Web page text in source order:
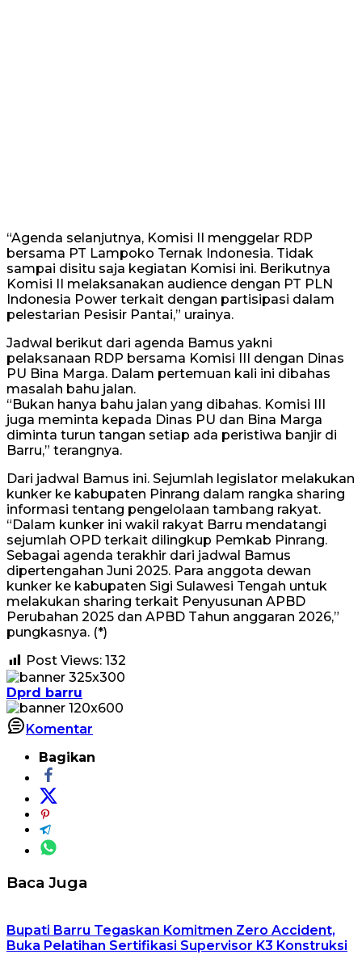
“Agenda selanjutnya, Komisi II menggelar RDP
bersama PT Lampoko Ternak Indonesia. Tidak
sampai disitu saja kegiatan Komisi ini. Berikutnya
Komisi II melaksanakan audience dengan PT PLN
Indonesia Power terkait dengan partisipasi dalam
pelestarian Pesisir Pantai,” urainya.
Jadwal berikut dari agenda Bamus yakni
pelaksanaan RDP bersama Komisi III dengan Dinas
PU Bina Marga. Dalam pertemuan kali ini dibahas
masalah bahu jalan.
“Bukan hanya bahu jalan yang dibahas. Komisi III
juga meminta kepada Dinas PU dan Bina Marga
diminta turun tangan setiap ada peristiwa banjir di
Barru,” terangnya.
Dari jadwal Bamus ini. Sejumlah legislator melakukan
kunker ke kabupaten Pinrang dalam rangka sharing
informasi tentang pengelolaan tambang rakyat.
“Dalam kunker ini wakil rakyat Barru mendatangi
sejumlah OPD terkait dilingkup Pemkab Pinrang.
Sebagai agenda terakhir dari jadwal Bamus
dipertengahan Juni 2025. Para anggota dewan
kunker ke kabupaten Sigi Sulawesi Tengah untuk
melakukan sharing terkait Penyusunan APBD
Perubahan 2025 dan APBD Tahun anggaran 2026,”
pungkasnya. (*)
Post Views: 132
Dprd barru
Komentar
Bagikan
Baca Juga
Bupati Barru Tegaskan Komitmen Zero Accident,
Buka Pelatihan Sertifikasi Supervisor K3 Konstruksi